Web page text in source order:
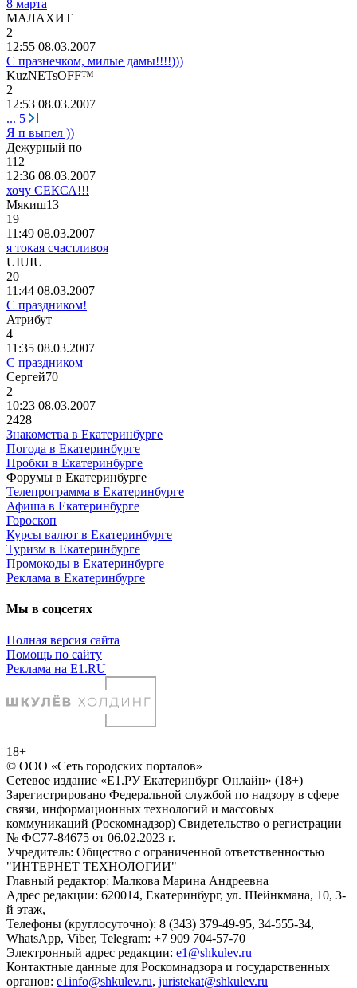
8 марта
МАЛАХИТ
2
12:55 08.03.2007
С празнечком, милые дамы!!!!)))
KuzNETsOFF™
2
12:53 08.03.2007
... 5
Я п выпел ))
Дежурный по
112
12:36 08.03.2007
хочу СЕКСА!!!
Мякиш13
19
11:49 08.03.2007
я токая счастливоя
UIUIU
20
11:44 08.03.2007
С праздником!
Атрибут
4
11:35 08.03.2007
С праздником
Сергей70
2
10:23 08.03.2007
2428
Знакомства в Екатеринбурге
Погода в Екатеринбурге
Пробки в Екатеринбурге
Форумы в Екатеринбурге
Телепрограмма в Екатеринбурге
Афиша в Екатеринбурге
Гороскоп
Курсы валют в Екатеринбурге
Туризм в Екатеринбурге
Промокоды в Екатеринбурге
Реклама в Екатеринбурге
Мы в соцсетях
Полная версия сайта
Помощь по сайту
Реклама на E1.RU
18+
© ООО «Сеть городских порталов»
Сетевое издание «Е1.РУ Екатеринбург Онлайн» (18+)
Зарегистрировано Федеральной службой по надзору в сфере
связи, информационных технологий и массовых
коммуникаций (Роскомнадзор) Свидетельство о регистрации
№ ФС77-84675 от 06.02.2023 г.
Учредитель: Общество с ограниченной ответственностью
"ИНТЕРНЕТ ТЕХНОЛОГИИ"
Главный редактор: Малкова Марина Андреевна
Адрес редакции: 620014, Екатеринбург, ул. Шейнкмана, 10, 3-
й этаж,
Телефоны (круглосуточно): 8 (343) 379-49-95, 34-555-34,
WhatsApp, Viber, Telegram: +7 909 704-57-70
Электронный адрес редакции: e1@shkulev.ru
Контактные данные для Роскомнадзора и государственных
органов: e1info@shkulev.ru, juristekat@shkulev.ru